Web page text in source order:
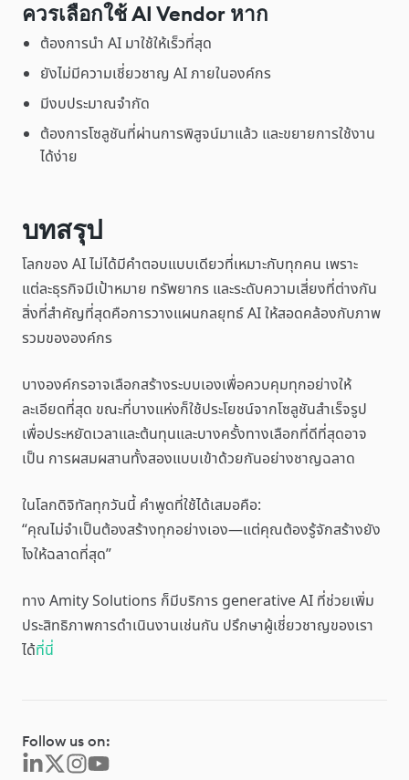
ควรเลือกใช้ AI Vendor หาก
ต้องการนำ AI มาใช้ให้เร็วที่สุด
ยังไม่มีความเชี่ยวชาญ AI ภายในองค์กร
มีงบประมาณจำกัด
ต้องการโซลูชันที่ผ่านการพิสูจน์มาแล้ว และขยายการใช้งาน
ได้ง่าย
บทสรุป
โลกของ AI ไม่ได้มีคำตอบแบบเดียวที่เหมาะกับทุกคน เพราะ
แต่ละธุรกิจมีเป้าหมาย ทรัพยากร และระดับความเสี่ยงที่ต่างกัน
สิ่งที่สำคัญที่สุดคือการวางแผนกลยุทธ์ AI ให้สอดคล้องกับภาพ
รวมขององค์กร
บางองค์กรอาจเลือกสร้างระบบเองเพื่อควบคุมทุกอย่างให้
ละเอียดที่สุด ขณะที่บางแห่งก็ใช้ประโยชน์จากโซลูชันสำเร็จรูป
เพื่อประหยัดเวลาและต้นทุนและบางครั้งทางเลือกที่ดีที่สุดอาจ
เป็น การผสมผสานทั้งสองแบบเข้าด้วยกันอย่างชาญฉลาด
ในโลกดิจิทัลทุกวันนี้ คำพูดที่ใช้ได้เสมอคือ:
“คุณไม่จำเป็นต้องสร้างทุกอย่างเอง—แต่คุณต้องรู้จักสร้างยัง
ไงให้ฉลาดที่สุด”
ทาง Amity Solutions ก็มีบริการ generative AI ที่ช่วยเพิ่ม
ประสิทธิภาพการดำเนินงานเช่นกัน ปรึกษาผู้เชี่ยวชาญของเรา
ได้ที่นี่
Follow us on: